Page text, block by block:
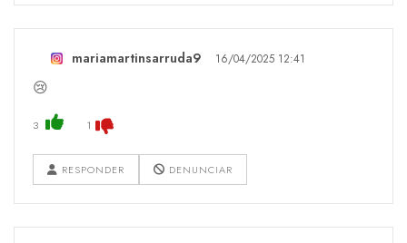
mariamartinsarruda9 16/04/2025 12:41
😢
3 1
RESPONDER DENUNCIAR